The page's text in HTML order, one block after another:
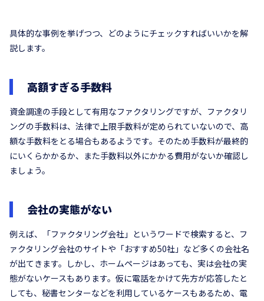
具体的な事例を挙げつつ、どのようにチェックすればいいかを解
説します。
高額すぎる手数料
資金調達の手段として有用なファクタリングですが、ファクタリ
ングの手数料は、法律で上限手数料が定められていないので、高
額な手数料をとる場合もあるようです。そのため手数料が最終的
にいくらかかるか、また手数料以外にかかる費用がないか確認し
ましょう。
会社の実態がない
例えば、「ファクタリング会社」というワードで検索すると、フ
ァクタリング会社のサイトや「おすすめ50社」など多くの会社名
が出てきます。しかし、ホームページはあっても、実は会社の実
態がないケースもあります。仮に電話をかけて先方が応答したと
しても、秘書センターなどを利用しているケースもあるため、電